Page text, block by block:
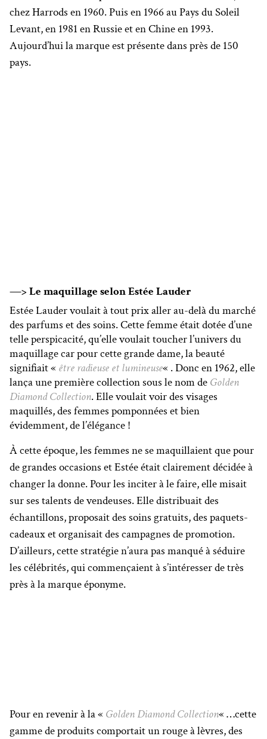
chez Harrods en 1960. Puis en 1966 au Pays du Soleil
Levant, en 1981 en Russie et en Chine en 1993.
Aujourd’hui la marque est présente dans près de 150
pays.
—> Le maquillage selon Estée Lauder
Estée Lauder voulait à tout prix aller au-delà du marché
des parfums et des soins. Cette femme était dotée d’une
telle perspicacité, qu’elle voulait toucher l’univers du
maquillage car pour cette grande dame, la beauté
signifiait « être radieuse et lumineuse« . Donc en 1962, elle
lança une première collection sous le nom de Golden
Diamond Collection. Elle voulait voir des visages
maquillés, des femmes pomponnées et bien
évidemment, de l’élégance !
À cette époque, les femmes ne se maquillaient que pour
de grandes occasions et Estée était clairement décidée à
changer la donne. Pour les inciter à le faire, elle misait
sur ses talents de vendeuses. Elle distribuait des
échantillons, proposait des soins gratuits, des paquets-
cadeaux et organisait des campagnes de promotion.
D’ailleurs, cette stratégie n’aura pas manqué à séduire
les célébrités, qui commençaient à s’intéresser de très
près à la marque éponyme.
Pour en revenir à la « Golden Diamond Collection« …cette
gamme de produits comportait un rouge à lèvres, des